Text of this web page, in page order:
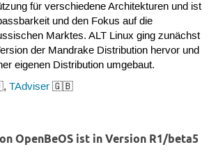
für verschiedene Architekturen und ist
und den Fokus auf die
Marktes. ALT Linux ging zunächst
der Mandrake Distribution hervor und
eigenen Distribution umgebaut.
TAdviser🇬🇧
OpenBeOS ist in Version R1/beta5